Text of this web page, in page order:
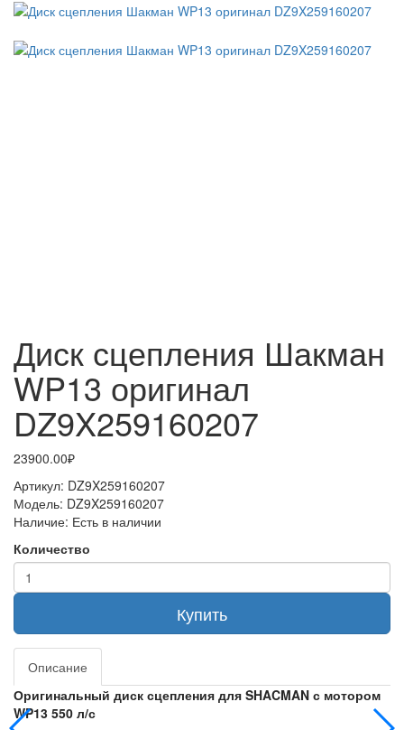
Диск сцепления Шакман
WP13 оригинал
DZ9X259160207
23900.00₽
Артикул: DZ9X259160207
Модель: DZ9X259160207
Наличие: Есть в наличии
Количество
Купить
Описание
Оригинальный диск сцепления для SHACMAN с мотором
WP13 550 л/с